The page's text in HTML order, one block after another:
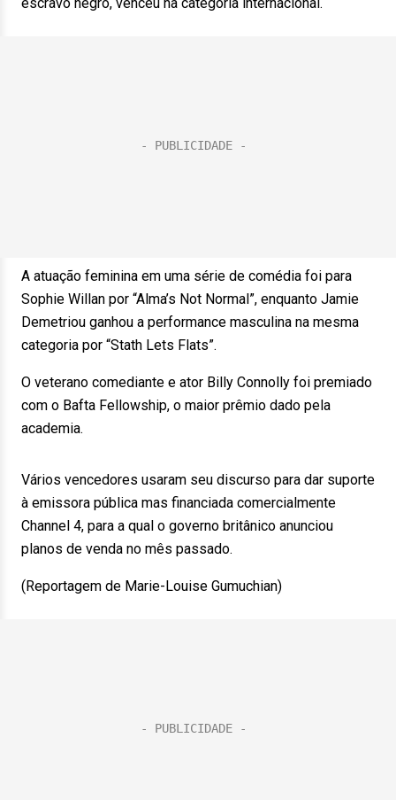
A atuação feminina em uma série de comédia foi para
Sophie Willan por “Alma’s Not Normal”, enquanto Jamie
Demetriou ganhou a performance masculina na mesma
categoria por “Stath Lets Flats”.
O veterano comediante e ator Billy Connolly foi premiado
com o Bafta Fellowship, o maior prêmio dado pela
academia.
Vários vencedores usaram seu discurso para dar suporte
à emissora pública mas financiada comercialmente
Channel 4, para a qual o governo britânico anunciou
planos de venda no mês passado.
(Reportagem de Marie-Louise Gumuchian)